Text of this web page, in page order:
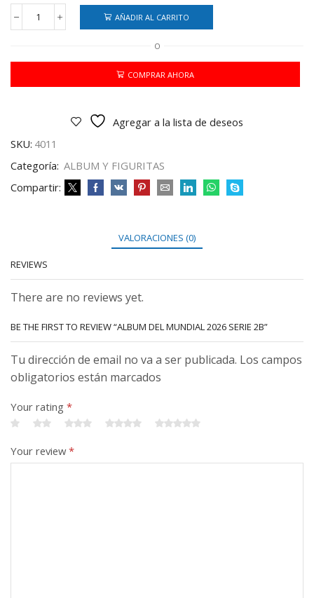
ALBUM
2026
2B
AÑADIR AL CARRITO
O
COMPRAR AHORA
Agregar a la lista de deseos
SKU: 4011
Categoría: ALBUM Y FIGURITAS
Compartir:
VALORACIONES (0)
REVIEWS
There are no reviews yet.
BE THE FIRST TO REVIEW “ALBUM DEL MUNDIAL 2026 SERIE 2B”
Tu dirección de email no va a ser publicada. Los campos
obligatorios están marcados
Your rating *
Your review*